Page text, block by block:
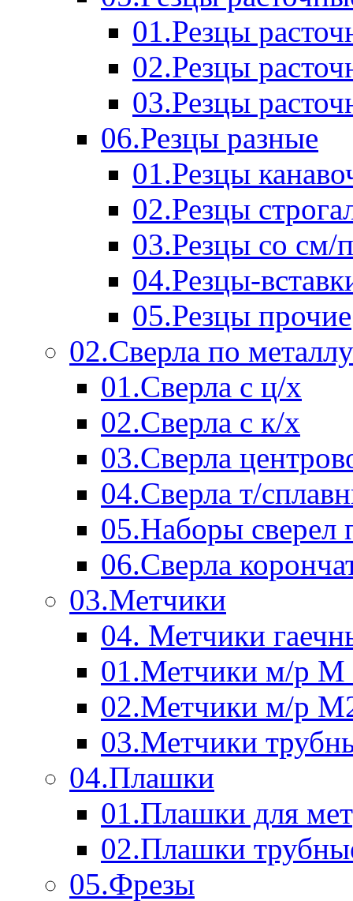
01.Резцы
02.Резцы
03.Резцы
06.Резцы разные
01.Резцы
02.Резцы
03.Резцы со см/
04.Резцы-
05.Резцы прочие
02.Сверла по металлу
01.Сверла с ц/х
02.Сверла с к/х
03.Сверла
04.Сверла т/
05.Наборы сверел
06.Сверла
03.Метчики
04. Метчики
01.Метчики м/р М
02.Метчики м/р
03.Метчики
04.Плашки
01.Плашки для
02.Плашки
05.Фрезы